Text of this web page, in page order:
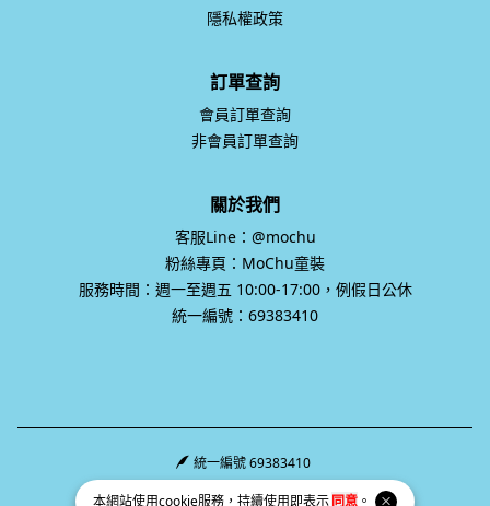
本網站使用cookie服務，持續使用即表示同意 。
隱私權政策
訂單查詢
會員訂單查詢
非會員訂單查詢
關於我們
客服Line：@mochu
粉絲專頁：MoChu童裝
服務時間：週一至週五 10:00-17:00，例假日公休
統一編號：69383410
統一編號 69383410